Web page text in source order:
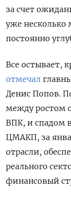
за счет
уже несколько
постоянно
Все остывает,
отмечал
Денис Попов.
между ростом
ВПК, и спадом
ЦМАКП, за
отрасли,
реального
финансовый